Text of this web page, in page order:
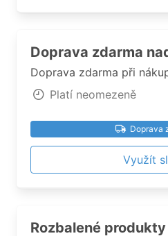
Doprava zdarma
Doprava zdarma při
Platí neomezeně
Doprava
Využít
Rozbalené